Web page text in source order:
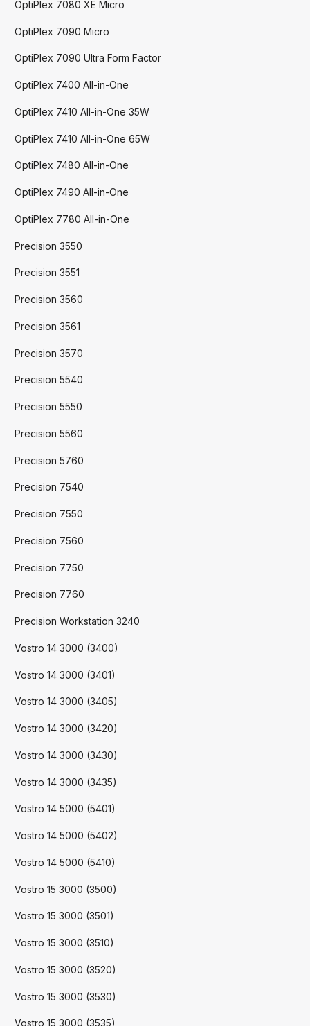
OptiPlex 7080 XE Micro
OptiPlex 7090 Micro
OptiPlex 7090 Ultra Form Factor
OptiPlex 7400 All-in-One
OptiPlex 7410 All-in-One 35W
OptiPlex 7410 All-in-One 65W
OptiPlex 7480 All-in-One
OptiPlex 7490 All-in-One
OptiPlex 7780 All-in-One
Precision 3550
Precision 3551
Precision 3560
Precision 3561
Precision 3570
Precision 5540
Precision 5550
Precision 5560
Precision 5760
Precision 7540
Precision 7550
Precision 7560
Precision 7750
Precision 7760
Precision Workstation 3240
Vostro 14 3000 (3400)
Vostro 14 3000 (3401)
Vostro 14 3000 (3405)
Vostro 14 3000 (3420)
Vostro 14 3000 (3430)
Vostro 14 3000 (3435)
Vostro 14 5000 (5401)
Vostro 14 5000 (5402)
Vostro 14 5000 (5410)
Vostro 15 3000 (3500)
Vostro 15 3000 (3501)
Vostro 15 3000 (3510)
Vostro 15 3000 (3520)
Vostro 15 3000 (3530)
Vostro 15 3000 (3535)